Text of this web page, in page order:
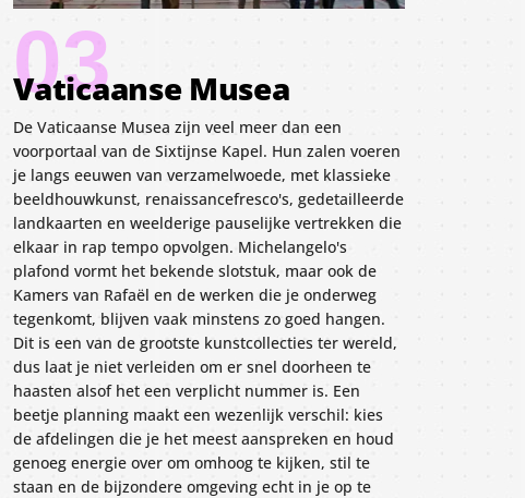
03
Vaticaanse Musea
De Vaticaanse Musea zijn veel meer dan een
voorportaal van de Sixtijnse Kapel. Hun zalen voeren
je langs eeuwen van verzamelwoede, met klassieke
beeldhouwkunst, renaissancefresco's, gedetailleerde
landkaarten en weelderige pauselijke vertrekken die
elkaar in rap tempo opvolgen. Michelangelo's
plafond vormt het bekende slotstuk, maar ook de
Kamers van Rafaël en de werken die je onderweg
tegenkomt, blijven vaak minstens zo goed hangen.
Dit is een van de grootste kunstcollecties ter wereld,
dus laat je niet verleiden om er snel doorheen te
haasten alsof het een verplicht nummer is. Een
beetje planning maakt een wezenlijk verschil: kies
de afdelingen die je het meest aanspreken en houd
genoeg energie over om omhoog te kijken, stil te
staan en de bijzondere omgeving echt in je op te